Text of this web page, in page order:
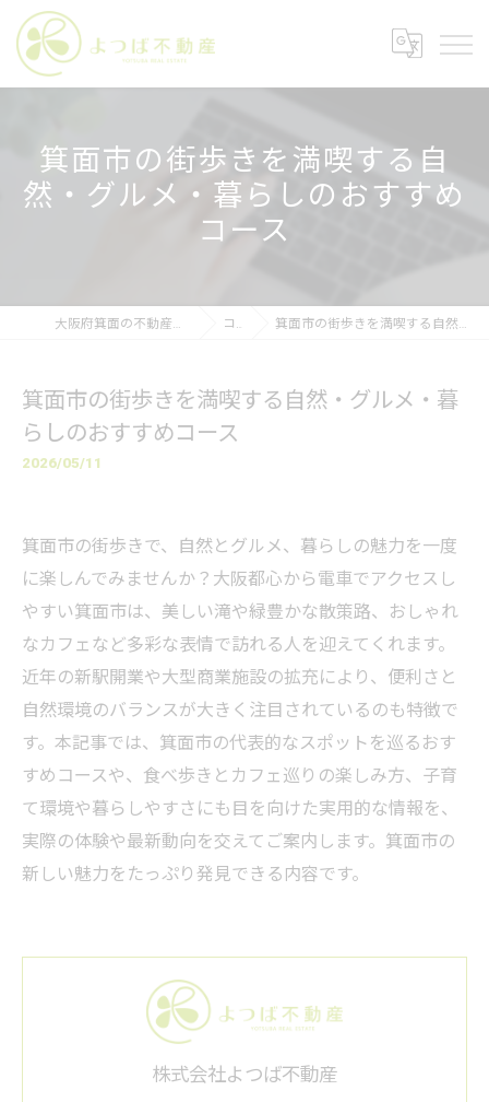
箕面市の街歩きを満喫する自
然・グルメ・暮らしのおすすめ
コース
大阪府箕面の不動産なら株式会社よつば不動産 コラム 箕面市の街歩きを満喫する自然・グルメ・暮らしのおすすめコース
箕面市の街歩きを満喫する自然・グルメ・暮
らしのおすすめコース
2026/05/11
箕面市の街歩きで、自然とグルメ、暮らしの魅力を一度
に楽しんでみませんか？大阪都心から電車でアクセスし
やすい箕面市は、美しい滝や緑豊かな散策路、おしゃれ
なカフェなど多彩な表情で訪れる人を迎えてくれます。
近年の新駅開業や大型商業施設の拡充により、便利さと
自然環境のバランスが大きく注目されているのも特徴で
す。本記事では、箕面市の代表的なスポットを巡るおす
すめコースや、食べ歩きとカフェ巡りの楽しみ方、子育
て環境や暮らしやすさにも目を向けた実用的な情報を、
実際の体験や最新動向を交えてご案内します。箕面市の
新しい魅力をたっぷり発見できる内容です。
株式会社よつば不動産